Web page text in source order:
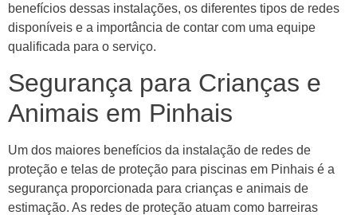
benefícios dessas instalações, os diferentes tipos de redes
disponíveis e a importância de contar com uma equipe
qualificada para o serviço.
Segurança para Crianças e
Animais em Pinhais
Um dos maiores benefícios da instalação de redes de
proteção e telas de proteção para piscinas em Pinhais é a
segurança proporcionada para crianças e animais de
estimação. As redes de proteção atuam como barreiras